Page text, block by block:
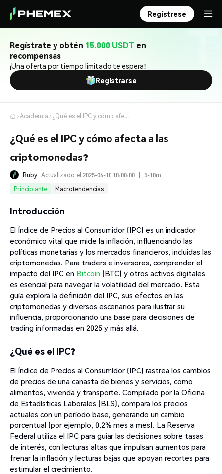
Regístrese
Regístrate y obtén 15.000 USDT en
recompensas
¡Una oferta por tiempo limitado te espera!
Registrarse
Academia ¿Qué es el IPC y cómo afecta a las criptomonedas?
¿Qué es el IPC y cómo afecta a las
criptomonedas?
Ruby Actualizado el 2025-06-10 10:00:00
5-10m
Principiante
Macrotendencias
Introducción
El Índice de Precios al Consumidor (IPC) es un indicador
económico vital que mide la inflación, influenciando las
políticas monetarias y los mercados financieros, incluidas las
criptomonedas. Para traders e inversores, comprender el
impacto del IPC en Bitcoin (BTC) y otros activos digitales
es esencial para navegar la volatilidad del mercado. Esta
guía explora la definición del IPC, sus efectos en las
criptomonedas y diversos escenarios para ilustrar su
influencia, proporcionando una base para decisiones de
trading informadas en 2025 y más allá.
¿Qué es el IPC?
El Índice de Precios al Consumidor (IPC) rastrea los cambios
de precios de una canasta de bienes y servicios, como
alimentos, vivienda y transporte. Compilado por la Oficina
de Estadísticas Laborales (BLS), compara los precios
actuales con un período base, generando un cambio
porcentual (por ejemplo, 0.2% mes a mes). La Reserva
Federal utiliza el IPC para guiar las decisiones sobre tasas
de interés, con lecturas altas que impulsan aumentos para
frenar la inflación y lecturas bajas que apoyan recortes para
estimular el crecimiento.